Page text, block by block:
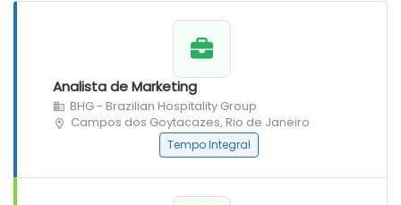
Analista de Marketing
BHG - Brazilian Hospitality Group
Campos dos Goytacazes, Rio de Janeiro
Tempo Integral